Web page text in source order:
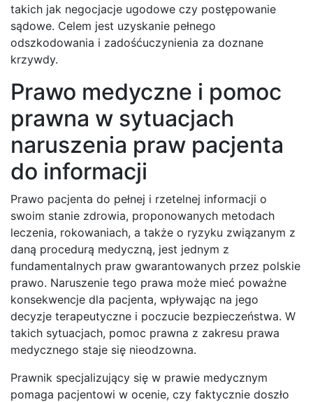
takich jak negocjacje ugodowe czy postępowanie
sądowe. Celem jest uzyskanie pełnego
odszkodowania i zadośćuczynienia za doznane
krzywdy.
Prawo medyczne i pomoc
prawna w sytuacjach
naruszenia praw pacjenta
do informacji
Prawo pacjenta do pełnej i rzetelnej informacji o
swoim stanie zdrowia, proponowanych metodach
leczenia, rokowaniach, a także o ryzyku związanym z
daną procedurą medyczną, jest jednym z
fundamentalnych praw gwarantowanych przez polskie
prawo. Naruszenie tego prawa może mieć poważne
konsekwencje dla pacjenta, wpływając na jego
decyzje terapeutyczne i poczucie bezpieczeństwa. W
takich sytuacjach, pomoc prawna z zakresu prawa
medycznego staje się nieodzowna.
Prawnik specjalizujący się w prawie medycznym
pomaga pacjentowi w ocenie, czy faktycznie doszło